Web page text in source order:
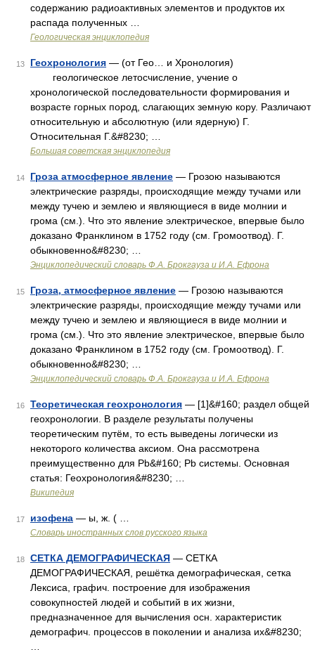
содержанию радиоактивных элементов и продуктов их
распада полученных …
Геологическая энциклопедия
13 Геохронология — (от Гео… и Хронология)
геологическое летосчисление, учение о
хронологической последовательности формирования и
возрасте горных пород, слагающих земную кору. Различают
относительную и абсолютную (или ядерную) Г.
Относительная Г.&#8230; …
Большая советская энциклопедия
14 Гроза атмосферное явление — Грозою называются
электрические разряды, происходящие между тучами или
между тучею и землею и являющиеся в виде молнии и
грома (см.). Что это явление электрическое, впервые было
доказано Франклином в 1752 году (см. Громоотвод). Г.
обыкновенно&#8230; …
Энциклопедический словарь Ф.А. Брокгауза и И.А. Ефрона
15 Гроза, атмосферное явление — Грозою называются
электрические разряды, происходящие между тучами или
между тучею и землею и являющиеся в виде молнии и
грома (см.). Что это явление электрическое, впервые было
доказано Франклином в 1752 году (см. Громоотвод). Г.
обыкновенно&#8230; …
Энциклопедический словарь Ф.А. Брокгауза и И.А. Ефрона
16 Теоретическая геохронология — [1]&#160; раздел общей
геохронологии. В разделе результаты получены
теоретическим путём, то есть выведены логически из
некоторого количества аксиом. Она рассмотрена
преимущественно для Pb&#160; Pb системы. Основная
статья: Геохронология&#8230; …
Википедия
17 изофена — ы, ж. ( …
Словарь иностранных слов русского языка
18 СЕТКА ДЕМОГРАФИЧЕСКАЯ — СЕТКА
ДЕМОГРАФИЧЕСКАЯ, решётка демографическая, сетка
Лексиса, графич. построение для изображения
совокупностей людей и событий в их жизни,
предназначенное для вычисления осн. характеристик
демографич. процессов в поколении и анализа их&#8230;